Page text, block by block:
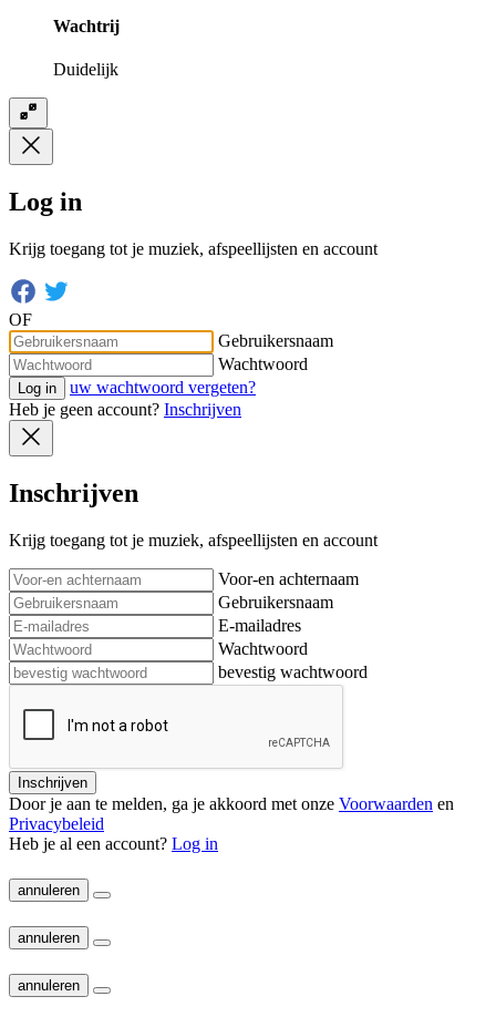
Wachtrij
Duidelijk
Log in
Krijg toegang tot je muziek, afspeellijsten en account
OF
Gebruikersnaam
Wachtwoord
Log in
uw wachtwoord vergeten?
Heb je geen account? Inschrijven
Inschrijven
Krijg toegang tot je muziek, afspeellijsten en account
Voor-en achternaam
Gebruikersnaam
E-mailadres
Wachtwoord
bevestig wachtwoord
Inschrijven
Door je aan te melden, ga je akkoord met onze Voorwaarden en
Privacybeleid
Heb je al een account? Log in
annuleren
annuleren
annuleren